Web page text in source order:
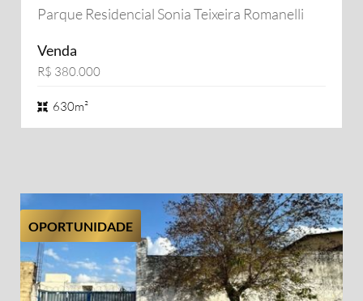
Parque Residencial Sonia Teixeira Romanelli
Venda
R$ 380.000
630m²
OPORTUNIDADE